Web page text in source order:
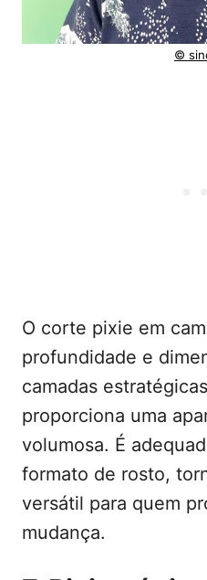
©
O corte pixie em
profundidade e
camadas
proporciona uma
volumosa. É
formato de rosto,
versátil para quem
mudança.